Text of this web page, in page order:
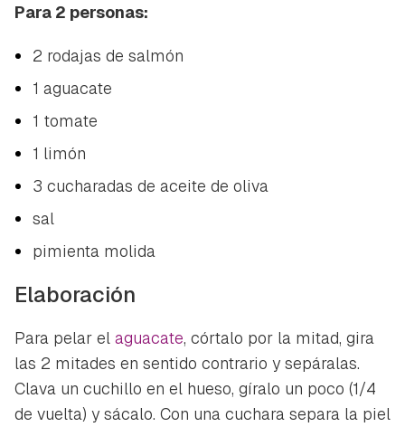
Para 2 personas:
2 rodajas de salmón
1 aguacate
1 tomate
1 limón
3 cucharadas de aceite de oliva
sal
pimienta molida
Elaboración
Para pelar el aguacate, córtalo por la mitad, gira
las 2 mitades en sentido contrario y sepáralas.
Clava un cuchillo en el hueso, gíralo un poco (1/4
de vuelta) y sácalo. Con una cuchara separa la piel